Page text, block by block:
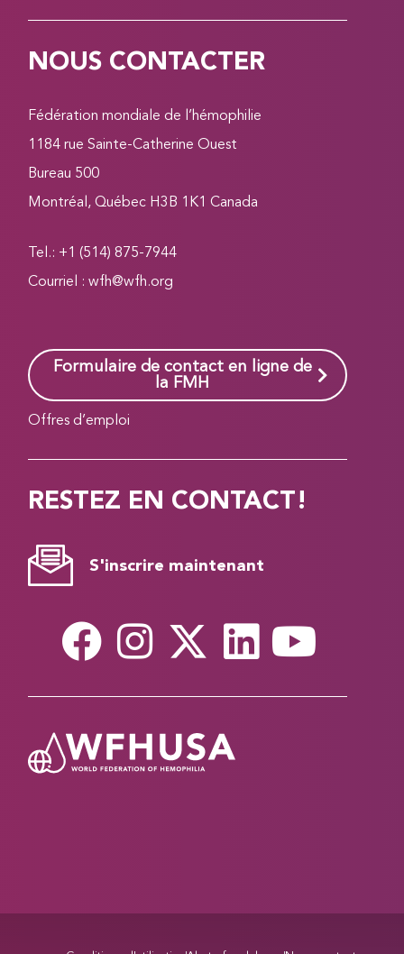
NOUS CONTACTER
Fédération mondiale de l’hémophilie
1184 rue Sainte-Catherine Ouest
Bureau 500
Montréal, Québec H3B 1K1 Canada
Tel.: +1 (514) 875-7944
Courriel :wfh@wfh.org
Formulaire de contact en ligne de
la FMH
Offres d’emploi
RESTEZ EN CONTACT!
S'inscrire maintenant